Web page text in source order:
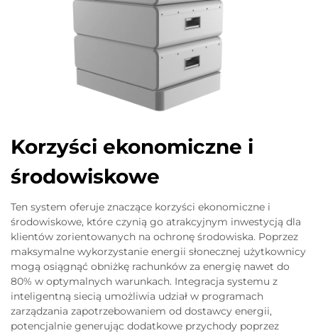
Korzyści ekonomiczne i
środowiskowe
Ten system oferuje znaczące korzyści ekonomiczne i
środowiskowe, które czynią go atrakcyjnym inwestycją dla
klientów zorientowanych na ochronę środowiska. Poprzez
maksymalne wykorzystanie energii słonecznej użytkownicy
mogą osiągnąć obniżkę rachunków za energię nawet do
80% w optymalnych warunkach. Integracja systemu z
inteligentną siecią umożliwia udział w programach
zarządzania zapotrzebowaniem od dostawcy energii,
potencjalnie generując dodatkowe przychody poprzez